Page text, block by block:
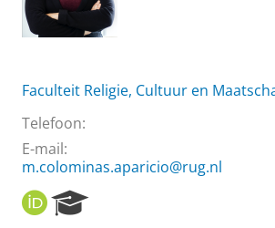
Faculteit Religie, Cultuur en
Telefoon:
E-mail:
m.colominas.aparicio@rug.nl
O
R